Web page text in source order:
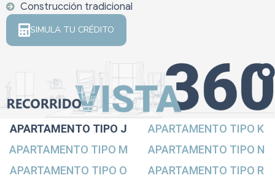
Construcción tradicional
SIMULA TU CRÉDITO
APARTAMENTO TIPO J
APARTAMENTO TIPO K
APARTAMENTO TIPO M
APARTAMENTO TIPO N
APARTAMENTO TIPO O
APARTAMENTO TIPO R